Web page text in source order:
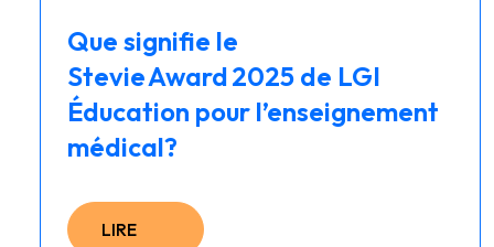
Que signifie le
Stevie Award 2025 de LGI
Éducation pour l’enseignement
médical?
LIRE